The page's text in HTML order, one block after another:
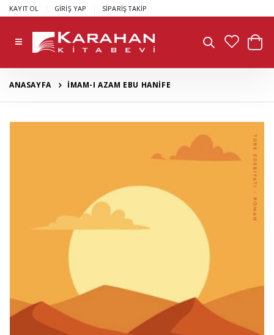
KAYIT OL GİRİŞ YAP SİPARİŞ TAKİP
ANASAYFA İMAM-I AZAM EBU HANİFE